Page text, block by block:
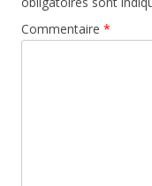
Commentaire *